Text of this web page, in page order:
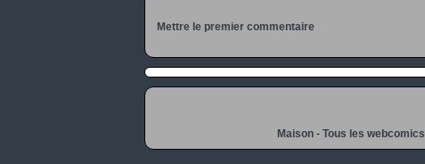
Mettre le premier commentaire
Maison- Tous les webcomics